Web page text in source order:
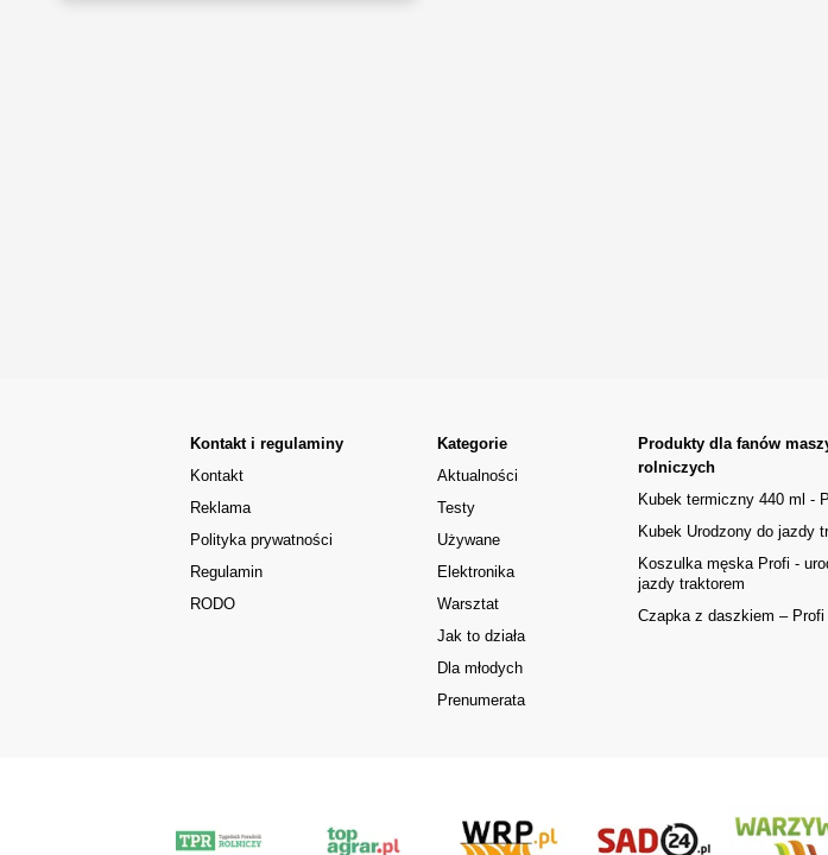
Kontakt i regulaminy
Kontakt
Reklama
Polityka prywatności
Regulamin
RODO
Kategorie
Aktualności
Testy
Używane
Elektronika
Warsztat
Jak to działa
Dla młodych
Prenumerata
Produkty dla fanów
rolniczych
Kubek termiczny 440 ml -
Kubek Urodzony do jazdy
Koszulka męska Profi -
jazdy traktorem
Czapka z daszkiem – Profi